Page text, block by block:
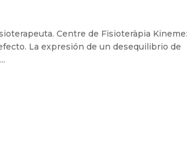
Centre de Fisioteràpia
La expresión de un desequilibrio de